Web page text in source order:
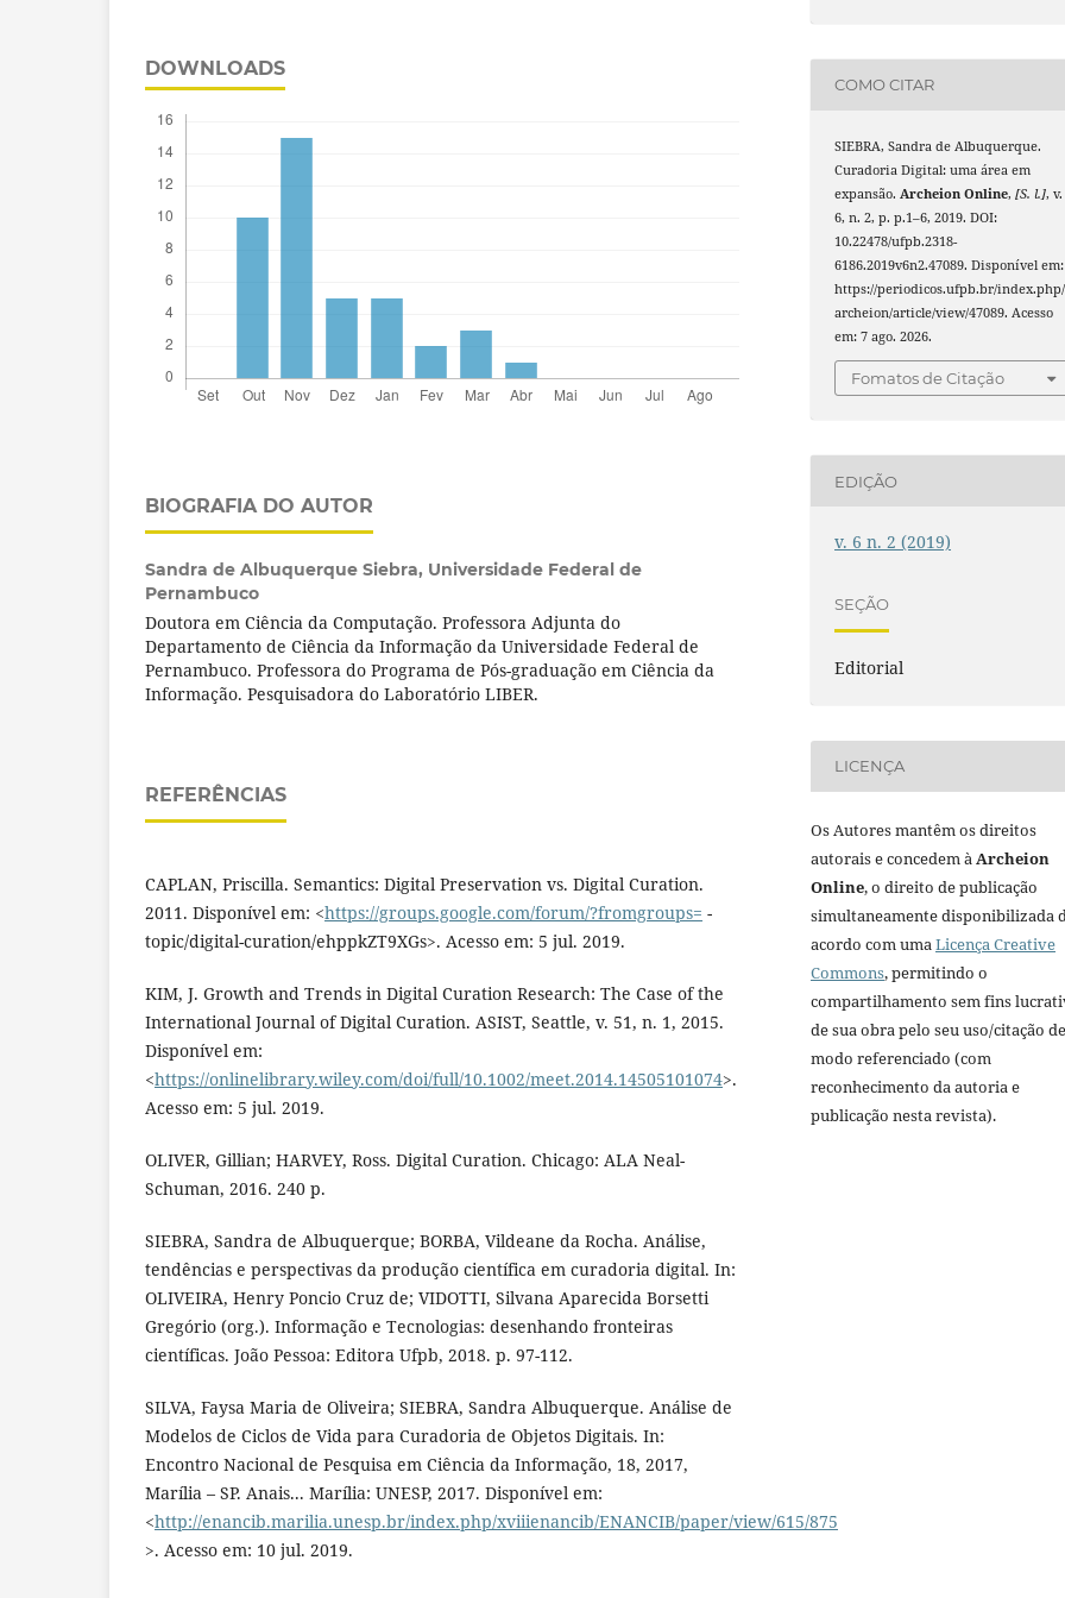
DOWNLOADS
BIOGRAFIA DO AUTOR
Sandra de Albuquerque Siebra, Universidade Federal de
Pernambuco
Doutora em Ciência da Computação. Professora Adjunta do
Departamento de Ciência da Informação da Universidade Federal de
Pernambuco. Professora do Programa de Pós-graduação em Ciência da
Informação. Pesquisadora do Laboratório LIBER.
REFERÊNCIAS
CAPLAN, Priscilla. Semantics: Digital Preservation vs. Digital Curation.
2011. Disponível em: <https://groups.google.com/forum/?fromgroups= -
topic/digital-curation/ehppkZT9XGs>. Acesso em: 5 jul. 2019.
KIM, J. Growth and Trends in Digital Curation Research: The Case of the
International Journal of Digital Curation. ASIST, Seattle, v. 51, n. 1, 2015.
Disponível em:
<https://onlinelibrary.wiley.com/doi/full/10.1002/meet.2014.14505101074>.
Acesso em: 5 jul. 2019.
OLIVER, Gillian; HARVEY, Ross. Digital Curation. Chicago: ALA Neal-
Schuman, 2016. 240 p.
SIEBRA, Sandra de Albuquerque; BORBA, Vildeane da Rocha. Análise,
tendências e perspectivas da produção científica em curadoria digital. In:
OLIVEIRA, Henry Poncio Cruz de; VIDOTTI, Silvana Aparecida Borsetti
Gregório (org.). Informação e Tecnologias: desenhando fronteiras
científicas. João Pessoa: Editora Ufpb, 2018. p. 97-112.
SILVA, Faysa Maria de Oliveira; SIEBRA, Sandra Albuquerque. Análise de
Modelos de Ciclos de Vida para Curadoria de Objetos Digitais. In:
Encontro Nacional de Pesquisa em Ciência da Informação, 18, 2017,
Marília – SP. Anais... Marília: UNESP, 2017. Disponível em:
<http://enancib.marilia.unesp.br/index.php/xviiienancib/ENANCIB/paper/view/615/875
>. Acesso em: 10 jul. 2019.
COMO CITAR
SIEBRA, Sandra de Albuquerque.
Curadoria Digital: uma área em
expansão.Archeion Online,[S. l.], v.
6, n. 2, p. p.1–6, 2019. DOI:
10.22478/ufpb.2318-
6186.2019v6n2.47089. Disponível em:
https://periodicos.ufpb.br/index.php/
archeion/article/view/47089. Acesso
em: 7 ago. 2026.
Fomatos de Citação
EDIÇÃO
v. 6 n. 2 (2019)
SEÇÃO
Editorial
LICENÇA
Os Autores mantêm os direitos
autorais e concedem à Archeion
Online, o direito de publicação
simultaneamente disponibilizada
acordo com uma Licença Creative
Commons, permitindo o
compartilhamento sem fins
de sua obra pelo seu uso/citação de
modo referenciado (com
reconhecimento da autoria e
publicação nesta revista).